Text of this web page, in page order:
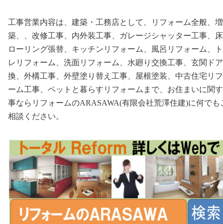
工事営業内容は、建築・工務店として、リフォーム全般、
築、、改修工事、内外装工事、ガレージシャッター工事、
ローリング張替、キッチンリフォーム、風呂リフォーム、
レリフォーム、洗面リフォーム、水廻り交換工事、玄関ド
換、外構工事、外壁塗り替え工事、屋根塗装、中古住宅リ
ーム工事、ペットと暮らすリフォームまで、お住まいに関
事ならリフォームのARASAWA(有限会社荒澤住建)に何でも
相談ください。